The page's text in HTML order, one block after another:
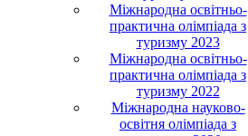
Міжнародна освітньо-
практична олімпіада з
туризму 2023
Міжнародна освітньо-
практична олімпіада з
туризму 2022
Міжнародна науково-
освітня олімпіада з